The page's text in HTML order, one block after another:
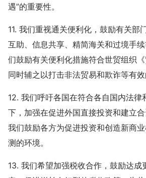
遇”的重要性。
11. 我们重视通关便利化，鼓励有关部
互助、信息共享、精简海关和过境手
们鼓励有关便利化措施符合世贸组织《
同时辅之以打击非法贸易和欺诈等有效
12. 我们呼吁各国在符合各自国内法律
下，加强在促进外国直接投资和建立合
我们鼓励各方为促进投资和创造新商
测的环境。
13. 我们希望加强税收合作，鼓励达成